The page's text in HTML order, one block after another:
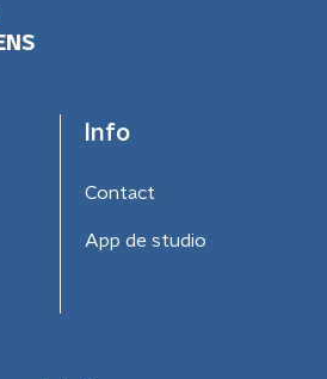
Info
Contact
App de studio